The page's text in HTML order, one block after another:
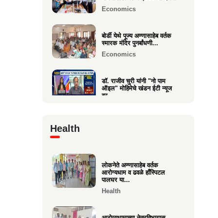
माहीम
Business
Economics
बोर्डी येथे पूज्य अण्णासाहेब वर्तक
स्मारक मंदिर पुनर्बांधणी...
Economics
डॉ. राजीव चुरी यांनी "नो पाम
ऑइल" मोहिमेचे खंडन ईटी न्यूज
वर...
वसई विकास सहकारी बँकेचे
म...
Health
लोकनेते अण्णासाहेब वर्तक
आरोग्यधाम व ढवळे हाँस्पिटल
पालघर या...
Health